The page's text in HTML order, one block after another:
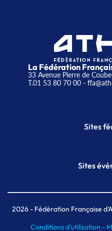
La Fédération
33 Avenue Pierre de
T.01 53 80 70 00-
Sites
Sites
Meeting de
MAIF
2026- Fédération Française
Conditions d'utilisation -